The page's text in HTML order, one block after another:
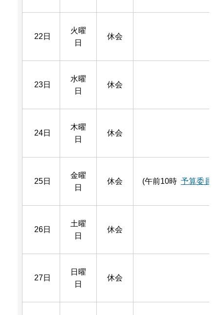
22日
火曜
日
休会
23日
水曜
日
休会
24日
木曜
日
休会
25日
金曜
日
休会 (午前10時 予算委員
26日
土曜
日
休会
27日
日曜
日
休会